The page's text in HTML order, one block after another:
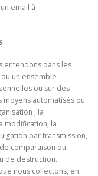
email à
entendons dans les
un ensemble
ou sur des
automatisés ou
, la
modification, la
par transmission,
comparaison ou
de destruction.
nous collectons, en